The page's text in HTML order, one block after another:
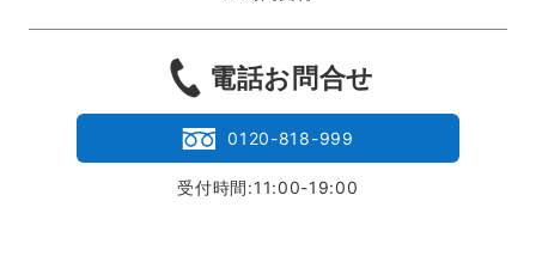
電話お問合せ
0120-818-999
受付時間:11:00-19:00